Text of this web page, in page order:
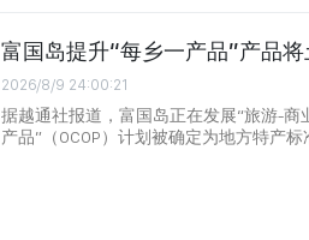
富国岛提升“每乡一产品”产品
2026/8/9 24:00:21
据越通社报道，富国岛正在发展“旅游-
产品”（OCOP）计划被确定为地方特产